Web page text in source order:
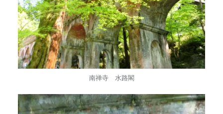
南禅寺 水路閣